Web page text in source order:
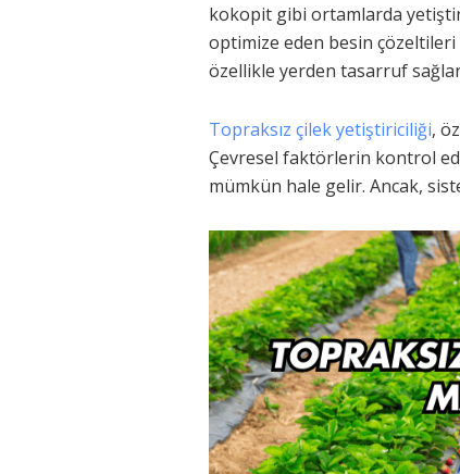
kokopit gibi ortamlarda
optimize eden besin
özellikle yerden tasarruf
Topraksız çilek yetiştiriciliği,
Çevresel faktörlerin kontrol
mümkün hale gelir. Ancak,